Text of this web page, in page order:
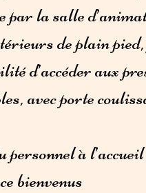
par la salle
de plain pied,
d’accéder aux
avec porte
à
bienvenus